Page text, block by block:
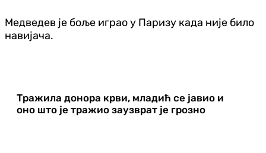
Медведев је боље играо у Паризу када није било
навијача.
Тражила донора крви, младић се јавио и
оно што је тражио заузврат је грозно